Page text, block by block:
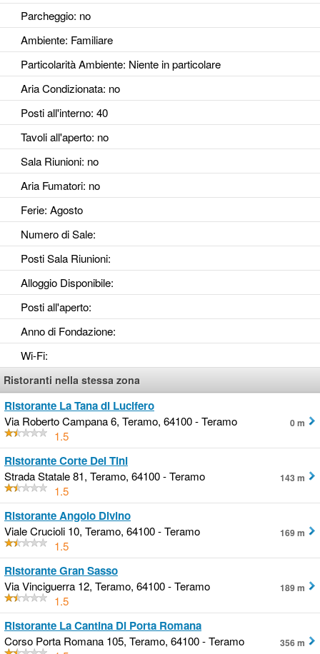
Parcheggio: no
Ambiente: Familiare
Particolarità Ambiente: Niente in particolare
Aria Condizionata: no
Posti all'interno: 40
Tavoli all'aperto: no
Sala Riunioni: no
Aria Fumatori: no
Ferie: Agosto
Numero di Sale:
Posti Sala Riunioni:
Alloggio Disponibile:
Posti all'aperto:
Anno di Fondazione:
Wi-Fi:
Ristoranti nella stessa zona
Ristorante La Tana di Lucifero
Via Roberto Campana 6, Teramo, 64100 - Teramo
1.5
0 m
Ristorante Corte Dei Tini
Strada Statale 81, Teramo, 64100 - Teramo
1.5
143 m
Ristorante Angolo Divino
Viale Crucioli 10, Teramo, 64100 - Teramo
1.5
169 m
Ristorante Gran Sasso
Via Vinciguerra 12, Teramo, 64100 - Teramo
1.5
189 m
Ristorante La Cantina Di Porta Romana
Corso Porta Romana 105, Teramo, 64100 - Teramo
356 m